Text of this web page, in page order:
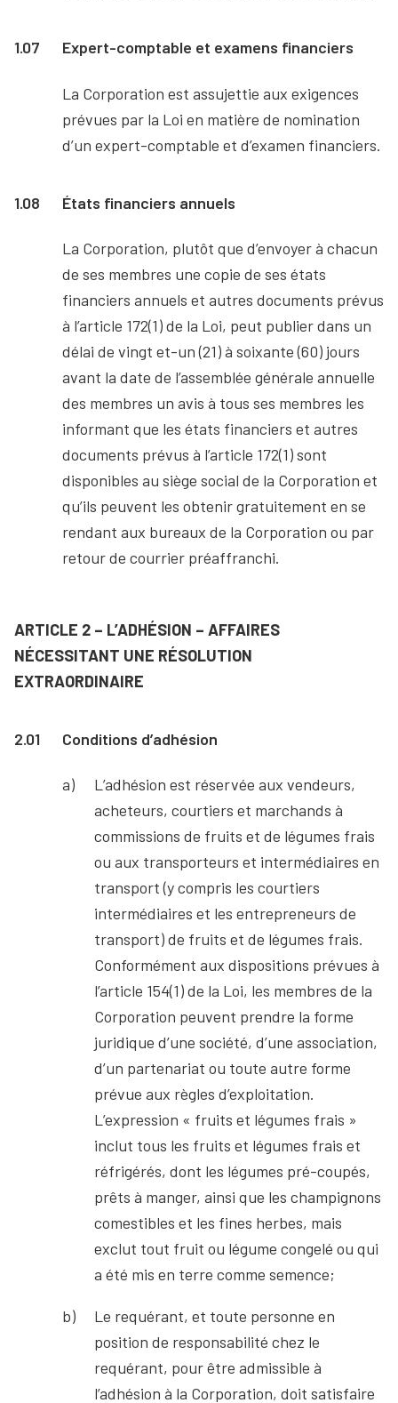
1.07 Expert-comptable et examens financiers
La Corporation est assujettie aux exigences
prévues par la Loi en matière de nomination
d’un expert-comptable et d’examen financiers.
1.08 États financiers annuels
La Corporation, plutôt que d’envoyer à chacun
de ses membres une copie de ses états
financiers annuels et autres documents prévus
à l’article 172(1) de la Loi, peut publier dans un
délai de vingt et-un (21) à soixante (60) jours
avant la date de l’assemblée générale annuelle
des membres un avis à tous ses membres les
informant que les états financiers et autres
documents prévus à l’article 172(1) sont
disponibles au siège social de la Corporation et
qu’ils peuvent les obtenir gratuitement en se
rendant aux bureaux de la Corporation ou par
retour de courrier préaffranchi.
ARTICLE 2 – L’ADHÉSION – AFFAIRES
NÉCESSITANT UNE RÉSOLUTION
EXTRAORDINAIRE
2.01 Conditions d’adhésion
L’adhésion est réservée aux vendeurs,
acheteurs, courtiers et marchands à
commissions de fruits et de légumes frais
ou aux transporteurs et intermédiaires en
transport (y compris les courtiers
intermédiaires et les entrepreneurs de
transport) de fruits et de légumes frais.
Conformément aux dispositions prévues à
l’article 154(1) de la Loi, les membres de la
Corporation peuvent prendre la forme
juridique d’une société, d’une association,
d’un partenariat ou toute autre forme
prévue aux règles d’exploitation.
L’expression « fruits et légumes frais »
inclut tous les fruits et légumes frais et
réfrigérés, dont les légumes pré-coupés,
prêts à manger, ainsi que les champignons
comestibles et les fines herbes, mais
exclut tout fruit ou légume congelé ou qui
a été mis en terre comme semence;
Le requérant, et toute personne en
position de responsabilité chez le
requérant, pour être admissible à
l’adhésion à la Corporation, doit satisfaire